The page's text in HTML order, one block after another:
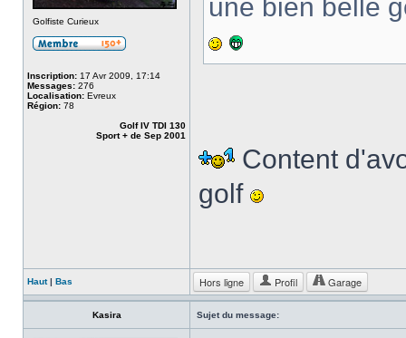
Golfiste Curieux
Inscription: 17 Avr 2009, 17:14
Messages: 276
Localisation: Evreux
Région: 78
Golf IV TDI 130
Sport + de Sep 2001
une bien belle
Content
golf
Haut| Bas Hors ligne Profil Garage
Kasira Sujet du message: